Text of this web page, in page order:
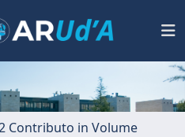
Contributo in Volume